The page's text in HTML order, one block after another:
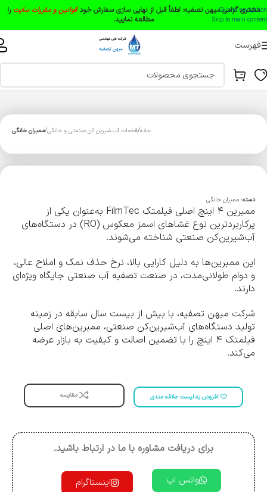
Skip to navigation
Skip to main content
مشتری گرامی میهن تصفیه: لطفاً قبل از نهایی سازی سفارش خودقوانین و مقررات سایت را
مطالعه نمایید.
فهرست
خانه قطعات آب شیرین کن صنعتی و خانگی ممبران خانگی
دسته: ممبران خانگی
ممبرین ۴ اینچ اصلی فیلمتک FilmTec به‌عنوان یکی از
پرکاربردترین نوع غشاهای اسمز معکوس (RO) در دستگاه‌های
آب‌شیرین‌کن صنعتی شناخته می‌شوند.
این ممبرین‌ها به دلیل کارایی بالا، نرخ حذف نمک و املاح عالی،
و دوام طولانی‌مدت، در صنعت تصفیه آب صنعتی جایگاه ویژه‌ای
دارند.
شرکت میهن تصفیه، با بیش از بیست سال سابقه در زمینه
تولید دستگاه‌های آب‌شیرین‌کن صنعتی، ممبرین‌های اصلی
فیلمتک ۴ اینچ را با تضمین اصالت و کیفیت به بازار عرضه
می‌کند.
افزودن به لیست علاقه مندی مقایسه
برای دریافت مشاوره با ما در ارتباط باشید.
واتس اپ اینستاگرام